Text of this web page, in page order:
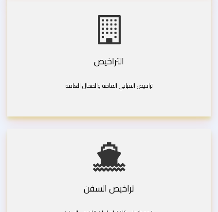
التراخيص
تراخيص المباني العامة والمحال العامة
تراخيص السفن